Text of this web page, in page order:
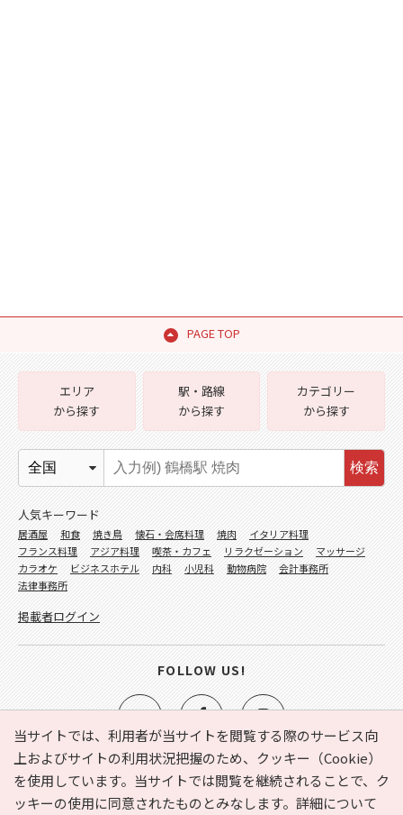
PAGE TOP
当サイトでは、利用者が当サイトを閲覧する際のサービス向
上およびサイトの利用状況把握のため、クッキー（Cookie）
を使用しています。当サイトでは閲覧を継続されることで、ク
ッキーの使用に同意されたものとみなします。詳細について
e-NAVITA（イーナビタ）とは？ お気に入り
ヘルプ
利用規約
個人情報の取り扱いについて 運営会社
エリア
から探す
駅・路線
から探す
カテゴリー
から探す
検索
人気キーワード
居酒屋 和食 焼き鳥 懐石・会席料理 焼肉
イタリア料理
フランス料理
アジア料理 喫茶・カフェ リラクゼーション
マッサージ
カラオケ
ビジネスホテル 内科 小児科 動物病院
会計事務所
法律事務所
掲載者ログイン
FOLLOW US!